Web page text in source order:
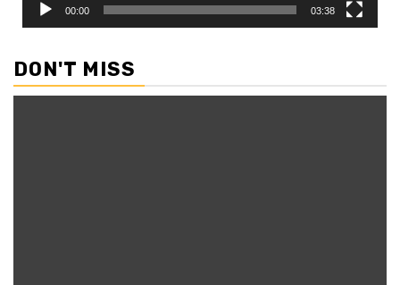
00:00 03:38
DON'T MISS